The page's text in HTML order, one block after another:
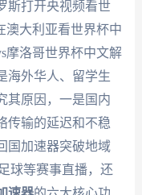
斯打开央视频看世
澳大利亚看世界杯中
摩洛哥世界杯中文解
外华人、留学生
其原因，一是国内
传输的延迟和不稳
国加速器突破地域
球等赛事直播，还